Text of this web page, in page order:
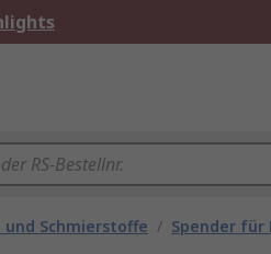
und Schmierstoffe / Spender für